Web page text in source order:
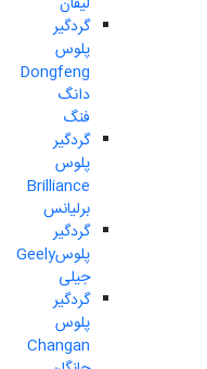
گردگیر
پلوس
Dongfeng
دانگ
فنگ
گردگیر
پلوس
Brilliance
برلیانس
گردگیر
پلوسGeely
جیلی
گردگیر
پلوس
Changan